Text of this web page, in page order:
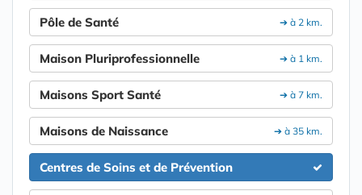
➔ à 2 km.
Pôle de Santé
➔ à 1 km.
Maison Pluriprofessionnelle
➔ à 7 km.
Maisons Sport Santé
➔ à 35 km.
Maisons de Naissance
Centres de Soins et de Prévention